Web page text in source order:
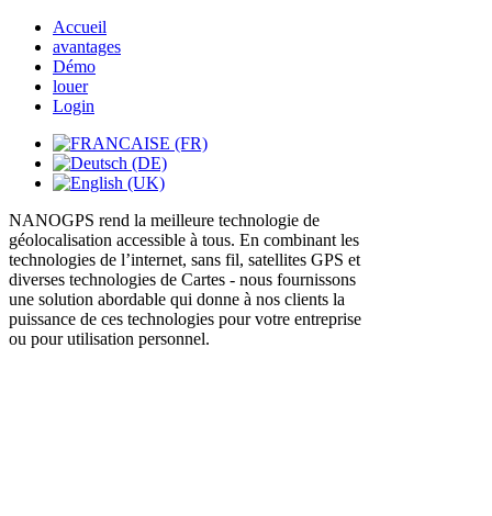
Accueil
avantages
Démo
louer
Login
NANOGPS rend la meilleure technologie de
géolocalisation accessible à tous. En combinant les
technologies de l’internet, sans fil, satellites GPS et
diverses technologies de Cartes - nous fournissons
une solution abordable qui donne à nos clients la
puissance de ces technologies pour votre entreprise
ou pour utilisation personnel.